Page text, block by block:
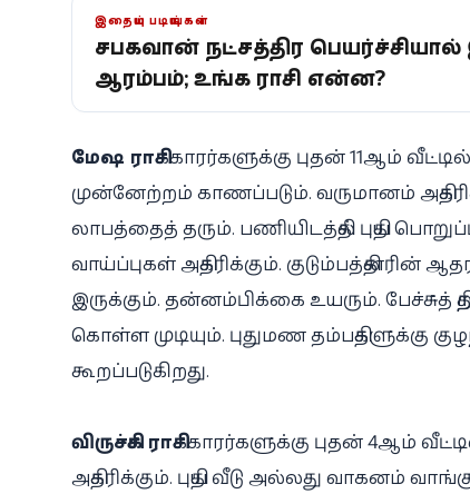
இதையும் படியுங்கள்
சனிபகவானின் நட்சத்திர
ஆரம்பம்; உங்க ராசி என்ன?
மேஷ ராசிக்காரர்களுக்கு புதன் 11ஆம்
முன்னேற்றம் காணப்படும். வருமானம்
லாபத்தைத் தரும். பணியிடத்தில் புதிய
வாய்ப்புகள் அதிகரிக்கும். குடும்பத்தினரின்
இருக்கும். தன்னம்பிக்கை உயரும்.
கொள்ள முடியும். புதுமண தம்பதிகளுக்கு
கூறப்படுகிறது.
விருச்சிக ராசிக்காரர்களுக்கு புதன் 4ஆம்
அதிகரிக்கும். புதிய வீடு அல்லது வாகனம்